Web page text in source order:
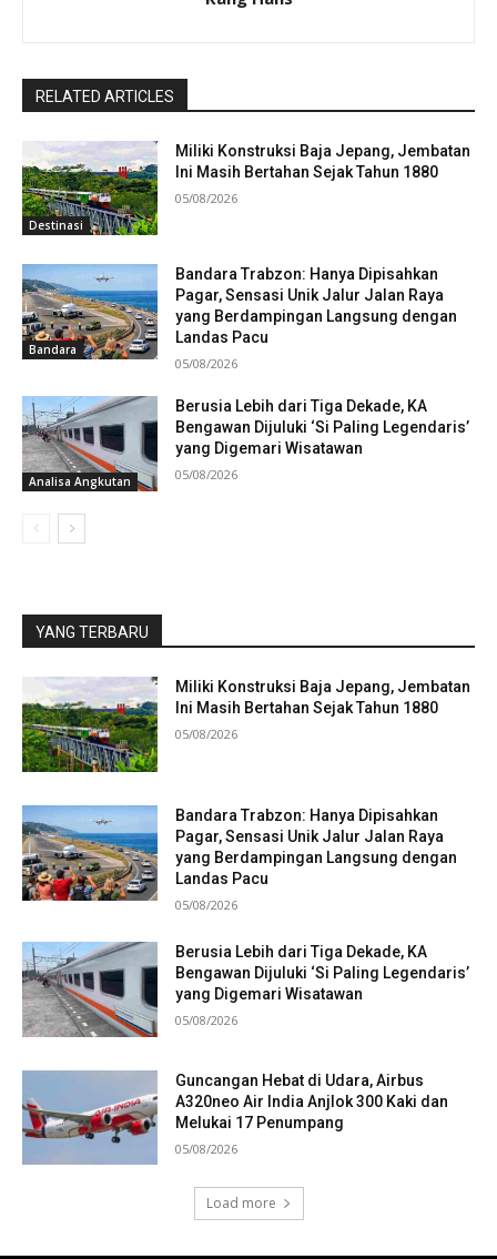
RELATED ARTICLES
Destinasi
Miliki Konstruksi Baja Jepang, Jembatan
Ini Masih Bertahan Sejak Tahun 1880
05/08/2026
Bandara
Bandara Trabzon: Hanya Dipisahkan
Pagar, Sensasi Unik Jalur Jalan Raya
yang Berdampingan Langsung dengan
Landas Pacu
05/08/2026
Analisa Angkutan
Berusia Lebih dari Tiga Dekade, KA
Bengawan Dijuluki ‘Si Paling Legendaris’
yang Digemari Wisatawan
05/08/2026
YANG TERBARU
Miliki Konstruksi Baja Jepang, Jembatan
Ini Masih Bertahan Sejak Tahun 1880
05/08/2026
Bandara Trabzon: Hanya Dipisahkan
Pagar, Sensasi Unik Jalur Jalan Raya
yang Berdampingan Langsung dengan
Landas Pacu
05/08/2026
Berusia Lebih dari Tiga Dekade, KA
Bengawan Dijuluki ‘Si Paling Legendaris’
yang Digemari Wisatawan
05/08/2026
Guncangan Hebat di Udara, Airbus
A320neo Air India Anjlok 300 Kaki dan
Melukai 17 Penumpang
05/08/2026
Load more